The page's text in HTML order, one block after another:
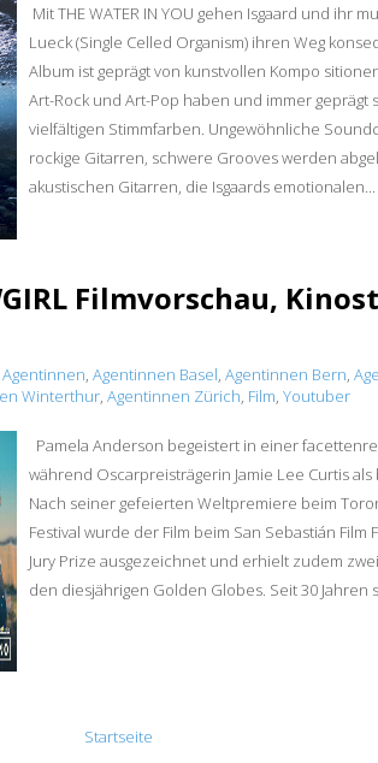
Mit THE WATER IN YOU gehen Isgaard und ihr
Lueck (Single Celled Organism) ihren Weg
Album ist geprägt von kunstvollen Kompo
Art-Rock und Art-Pop haben und immer geprägt
vielfältigen Stimmfarben. Ungewöhnliche
rockige Gitarren, schwere Grooves werden
akustischen Gitarren, die Isgaards emotionalen...
Filmvorschau,
Agentinnen Agentinnen Basel Agentinnen Bern
Winterthur Agentinnen Zürich Film Youtuber
Pamela Anderson begeistert in einer
während Oscarpreisträgerin Jamie Lee Curtis
Nach seiner gefeierten Weltpremiere beim
Festival wurde der Film beim San Sebastián Film
Jury Prize ausgezeichnet und erhielt zudem
den diesjährigen Golden Globes. Seit 30 Jahren
Startseite